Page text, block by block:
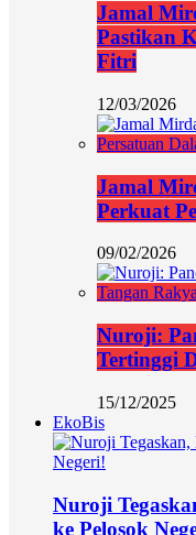
Jamal
Pastikan
Fitri
12/03/2026
Jamal
Perkuat
09/02/2026
Nuroji:
Tertinggi
15/12/2025
EkoBis
Nuroji
ke Pelosok